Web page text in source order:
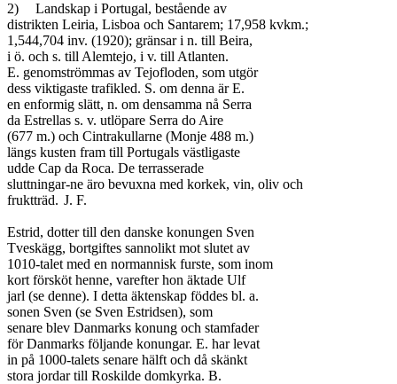
2)	Landskap i Portugal, bestående av
distrikten Leiria, Lisboa och Santarem; 17,958 kvkm.;
1,544,704 inv. (1920); gränsar i n. till Beira,
i ö. och s. till Alemtejo, i v. till Atlanten.
E. genomströmmas av Tejofloden, som utgör
dess viktigaste trafikled. S. om denna är E.
en enformig slätt, n. om densamma nå Serra
da Estrellas s. v. utlöpare Serra do Aire
(677 m.) och Cintrakullarne (Monje 488 m.)
längs kusten fram till Portugals västligaste
udde Cap da Roca. De terrasserade
sluttningar-ne äro bevuxna med korkek, vin, oliv och
fruktträd.	J. F.
Estrid, dotter till den danske konungen Sven
Tveskägg, bortgiftes sannolikt mot slutet av
1010-talet med en normannisk furste, som inom
kort försköt henne, varefter hon äktade Ulf
jarl (se denne). I detta äktenskap föddes bl. a.
sonen Sven (se Sven Estridsen), som
senare blev Danmarks konung och stamfader
för Danmarks följande konungar. E. har levat
in på 1000-talets senare hälft och då skänkt
stora jordar till Roskilde domkyrka. B.